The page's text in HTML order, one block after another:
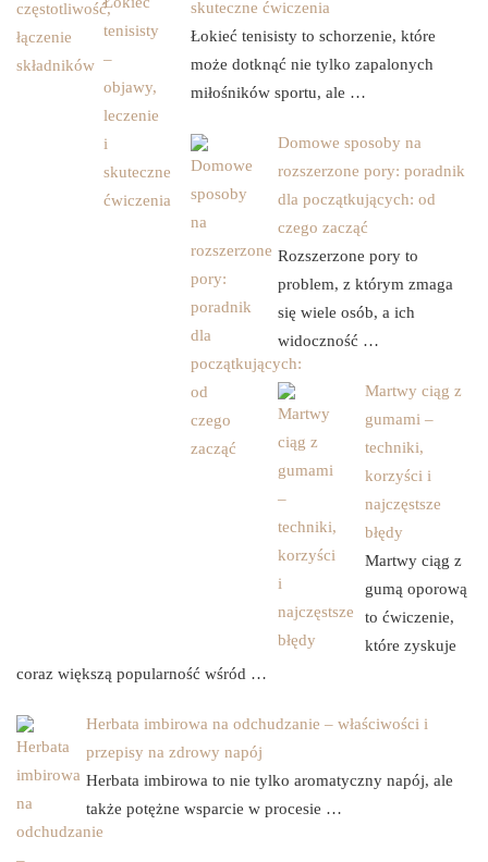
skuteczne ćwiczenia
Łokieć tenisisty to schorzenie, które
może dotknąć nie tylko zapalonych
miłośników sportu, ale …
Domowe sposoby na
rozszerzone pory: poradnik
dla początkujących: od
czego zacząć
Rozszerzone pory to
problem, z którym zmaga
się wiele osób, a ich
widoczność …
Martwy ciąg z
gumami –
techniki,
korzyści i
najczęstsze
błędy
Martwy ciąg z
gumą oporową
to ćwiczenie,
które zyskuje
coraz większą popularność wśród …
Herbata imbirowa na odchudzanie – właściwości i
przepisy na zdrowy napój
Herbata imbirowa to nie tylko aromatyczny napój, ale
także potężne wsparcie w procesie …